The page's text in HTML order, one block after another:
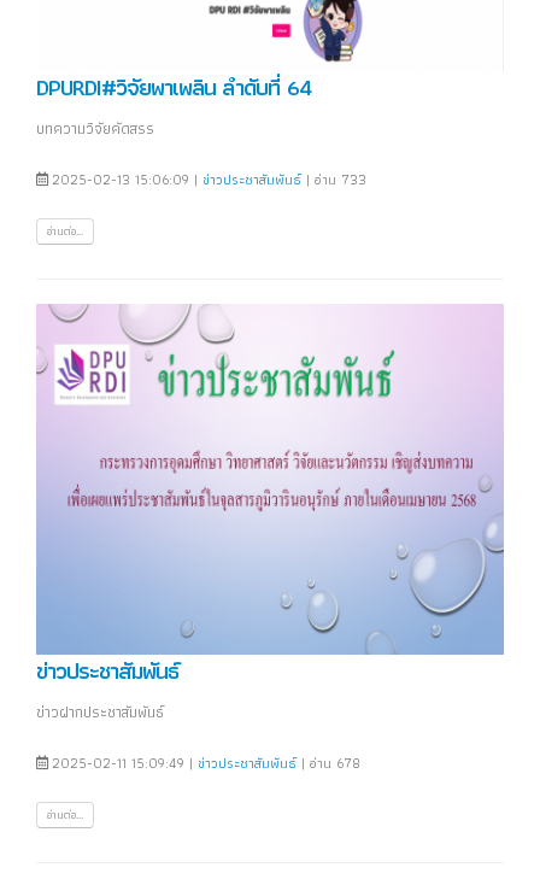
DPURDI#วิจัยพาเพลิน ลำดับที่ 64
บทความวิจัยคัดสรร
2025-02-13 15:06:09 | ข่าวประชาสัมพันธ์| อ่าน 733
อ่านต่อ...
ข่าวประชาสัมพันธ์
ข่าวฝากประชาสัมพันธ์
2025-02-11 15:09:49 | ข่าวประชาสัมพันธ์| อ่าน 678
อ่านต่อ...